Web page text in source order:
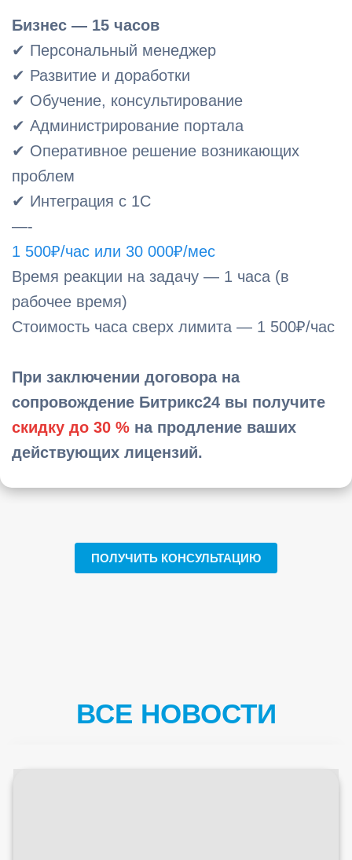
Бизнес — 15 часов
✔ Персональный менеджер
✔ Развитие и доработки
✔ Обучение, консультирование
✔ Администрирование портала
✔ Оперативное решение возникающих
проблем
✔ Интеграция с 1С
—-
1 500₽/час или 30 000₽/мес
Время реакции на задачу — 1 часа (в
рабочее время)
Стоимость часа сверх лимита — 1 500₽/час
При заключении договора на
сопровождение Битрикс24 вы получите
скидку до 30 % на продление ваших
действующих лицензий.
ПОЛУЧИТЬ КОНСУЛЬТАЦИЮ
ВСЕ НОВОСТИ